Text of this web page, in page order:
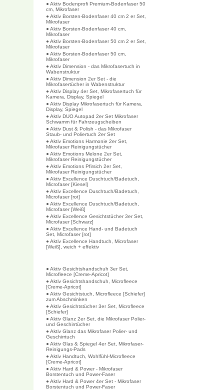
● Aktiv Bodenprofi Premium-Bodenfaser 50
cm, Mikrofaser
● Aktiv Borsten-Bodenfaser 40 cm 2 er Set,
Mikrofaser
● Aktiv Borsten-Bodenfaser 40 cm,
Mikrofaser
● Aktiv Borsten-Bodenfaser 50 cm 2 er Set,
Mikrofaser
● Aktiv Borsten-Bodenfaser 50 cm,
Mikrofaser
● Aktiv Dimension - das Mikrofasertuch in
Wabenstruktur
● Aktiv Dimension 2er Set - die
Mikrofasertücher in Wabenstruktur
● Aktiv Display 4er Set, Mikrofasertuch für
Kamera, Display, Spiegel
● Aktiv Display Mikrofasertuch für Kamera,
Display, Spiegel
● Aktiv DUO Autopad 2er Set Mikrofaser
Schwamm für Fahrzeugscheiben
● Aktiv Dust & Polish - das Mikrofaser
Staub- und Poliertuch 2er Set
● Aktiv Emotions Harmonie 2er Set,
Mikrofaser Reinigungstücher
● Aktiv Emotions Melone 2er Set,
Mikrofaser Reinigungstücher
● Aktiv Emotions Pfirsich 2er Set,
Mikrofaser Reinigungstücher
● Aktiv Excellence Duschtuch/Badetuch,
Microfaser [Kiesel]
● Aktiv Excellence Duschtuch/Badetuch,
Microfaser [rot]
● Aktiv Excellence Duschtuch/Badetuch,
Microfaser [Weiß]
● Aktiv Excellence Gesichtstücher 3er Set,
Microfaser [Schwarz]
● Aktiv Excellence Hand- und Badetuch
Set, Microfaser [rot]
● Aktiv Excellence Handtuch, Microfaser
[Weiß], weich + effektiv
● Aktiv Gesichtshandschuh 3er Set,
Microfleece [Creme-Apricot]
● Aktiv Gesichtshandschuh, Microfleece
[Creme-Apricot]
● Aktiv Gesichtstuch, Microfleece [Schiefer]
zum Abschminken
● Aktiv Gesichtstücher 3er Set, Microfleece
[Schiefer]
● Aktiv Glanz 2er Set, die Mikrofaser Polier-
und Geschirrtücher
● Aktiv Glanz das Mikrofaser Polier- und
Geschirrtuch
● Aktiv Glas & Spiegel 4er Set, Mikrofaser-
Reinigungs-Pads
● Aktiv Handtuch, Wohlfühl-Microfleece
[Creme-Apricot]
● Aktiv Hard & Power - Mikrofaser
Borstentuch und Power-Faser
● Aktiv Hard & Power 4er Set - Mikrofaser
Borstentuch und Power-Faser